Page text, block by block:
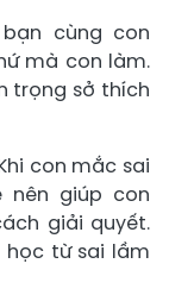
cùng con
mà con làm.
trọng sở thích
con mắc sai
nên giúp con
giải quyết.
học từ sai lầm